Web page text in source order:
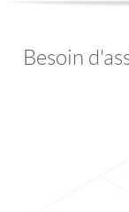
Besoin